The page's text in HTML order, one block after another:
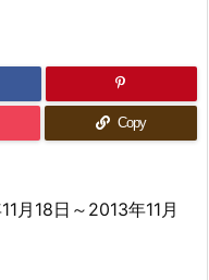
Copy
月18日～2013年11月